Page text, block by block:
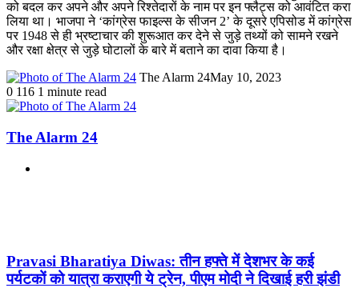
को बदल कर अपने और अपने रिश्तेदारों के नाम पर इन फ्लैट्स को आवंटित करा
लिया था। भाजपा ने ‘कांग्रेस फाइल्स के सीजन 2’ के दूसरे एपिसोड में कांग्रेस
पर 1948 से ही भ्रष्टाचार की शुरूआत कर देने से जुड़े तथ्यों को सामने रखने
और रक्षा क्षेत्र से जुड़े घोटालों के बारे में बताने का दावा किया है।
The Alarm 24May 10, 2023
0 116 1 minute read
The Alarm 24
Pravasi Bharatiya Diwas: तीन हफ्ते में देशभर के कई
पर्यटकों को यात्रा कराएगी ये ट्रेन, पीएम मोदी ने दिखाई हरी झंडी